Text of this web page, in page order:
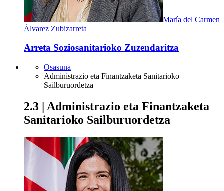
María del Carmen
Álvarez Zubizarreta
Arreta Soziosanitarioko Zuzendaritza
Osasuna
Administrazio eta Finantzaketa Sanitarioko
Sailburuordetza
2.3 | Administrazio eta Finantzaketa
Sanitarioko Sailburuordetza